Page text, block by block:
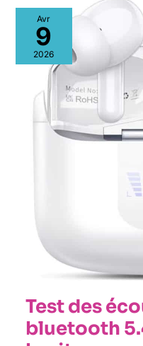
Avr
9
2026
Test des
bluetooth
Test
des
écouteurs
Ordtop
bluetooth
:
48H
et
anti-